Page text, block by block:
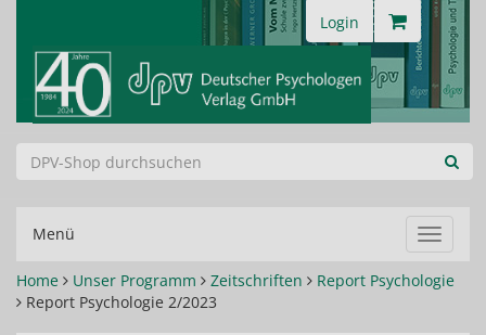
Login
Menü
ein-/
Home
Unser Programm Zeitschriften
Report Psychologie
Report Psychologie 2/2023